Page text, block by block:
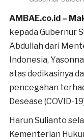
AMBAE.co.id –
kepada Gubernur
Abdullah dari
Indonesia,
atas dedikasinya
pencegahan
Desease (COVID-
Harun Sulianto
Kementerian